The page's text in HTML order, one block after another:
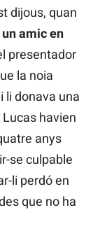
dijous, quan
amic en
presentador
la noia
li donava una
havien
anys
se culpable
li perdó en
que no ha